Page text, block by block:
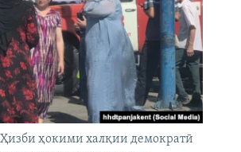
ҳокими халқии демократӣ